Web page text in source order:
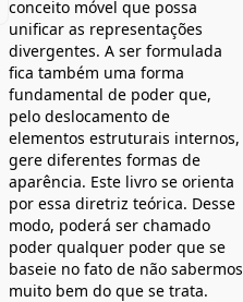
conceito móvel que possa
unificar as representações
divergentes. A ser formulada
fica também uma forma
fundamental de poder que,
pelo deslocamento de
elementos estruturais internos,
gere diferentes formas de
aparência. Este livro se orienta
por essa diretriz teórica. Desse
modo, poderá ser chamado
poder qualquer poder que se
baseie no fato de não sabermos
muito bem do que se trata.